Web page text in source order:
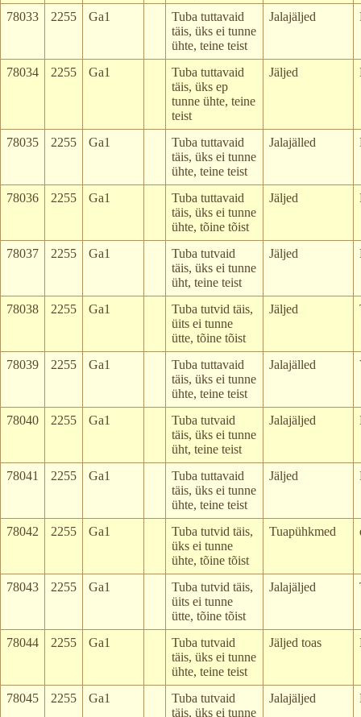
78033 2255 Ga1
Tuba tuttavaid
täis, üks ei tunne
ühte, teine teist
Jalajäljed
78034 2255 Ga1
Tuba tuttavaid
täis, üks ep
tunne ühte, teine
teist
Jäljed
78035 2255 Ga1
Tuba tuttavaid
täis, üks ei tunne
ühte, teine teist
Jalajälled
78036 2255 Ga1
Tuba tuttavaid
täis, üks ei tunne
ühte, tõine tõist
Jäljed
78037 2255 Ga1
Tuba tutvaid
täis, üks ei tunne
üht, teine teist
Jäljed
78038 2255 Ga1
Tuba tutvid täis,
üits ei tunne
ütte, tõine tõist
Jäljed
78039 2255 Ga1
Tuba tuttavaid
täis, üks ei tunne
ühte, teine teist
Jalajälled
78040 2255 Ga1
Tuba tutvaid
täis, üks ei tunne
üht, teine teist
Jalajäljed
78041 2255 Ga1
Tuba tuttavaid
täis, üks ei tunne
ühte, teine teist
Jäljed
78042 2255 Ga1
Tuba tutvid täis,
üks ei tunne
ühte, tõine tõist
Tuapühkmed
78043 2255 Ga1
Tuba tutvid täis,
üits ei tunne
ütte, tõine tõist
Jalajäljed
78044 2255 Ga1
Tuba tutvaid
täis, üks ei tunne
ühte, teine teist
Jäljed toas
78045 2255 Ga1
Tuba tutvaid
täis, üks ei tunne
Jalajäljed